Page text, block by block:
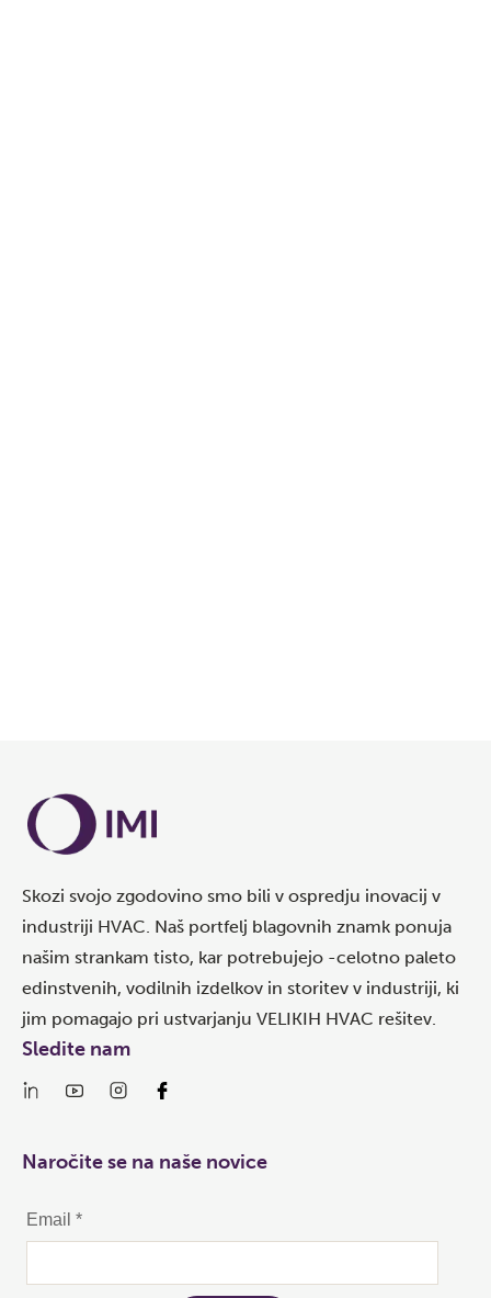
Skozi svojo zgodovino smo bili v ospredju inovacij v
industriji HVAC. Naš portfelj blagovnih znamk ponuja
našim strankam tisto, kar potrebujejo -celotno paleto
edinstvenih, vodilnih izdelkov in storitev v industriji, ki
jim pomagajo pri ustvarjanju VELIKIH HVAC rešitev.
Sledite nam
Naročite se na naše novice